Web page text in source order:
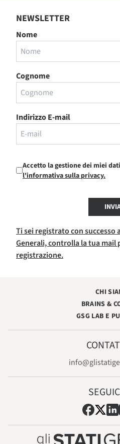
NEWSLETTER
Nome
Cognome
Indirizzo E-mail
Accetto la gestione dei miei
l'informativa sulla privacy.
Ti sei registrato con
Generali, controlla la tua mail
registrazione.
CHI
BRAINS &
GSG LAB E